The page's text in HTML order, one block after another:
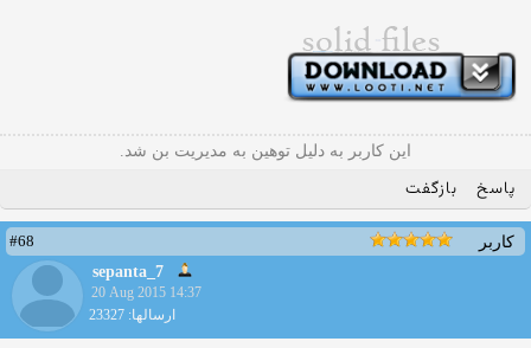
این کاربر به دلیل توهین به مدیریت بن شد.
پاسخ بازگفت
کاربر
#68
sepanta_7
20 Aug 2015 14:37
ارسالها: 23327